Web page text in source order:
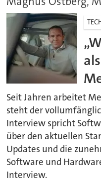
Seit Jahren arbeitet
steht der
Interview spricht
über den aktuellen
Updates und die
Software und
Interview.